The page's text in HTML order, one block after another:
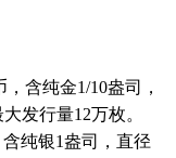
含纯金1/10盎司，
发行量12万枚。
纯银1盎司，直径